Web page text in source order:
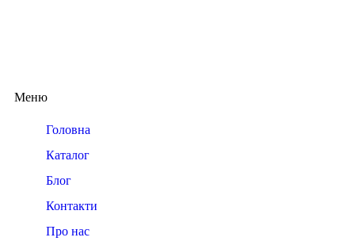
Меню
Головна
Каталог
Блог
Контакти
Про нас